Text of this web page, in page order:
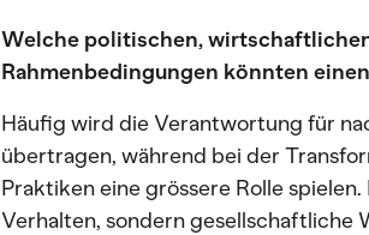
Welche politischen,
Rahmenbedingungen könnten
Häufig wird die Verantwortung für
übertragen, während bei der
Praktiken eine grössere Rolle
Verhalten, sondern gesellschaftliche